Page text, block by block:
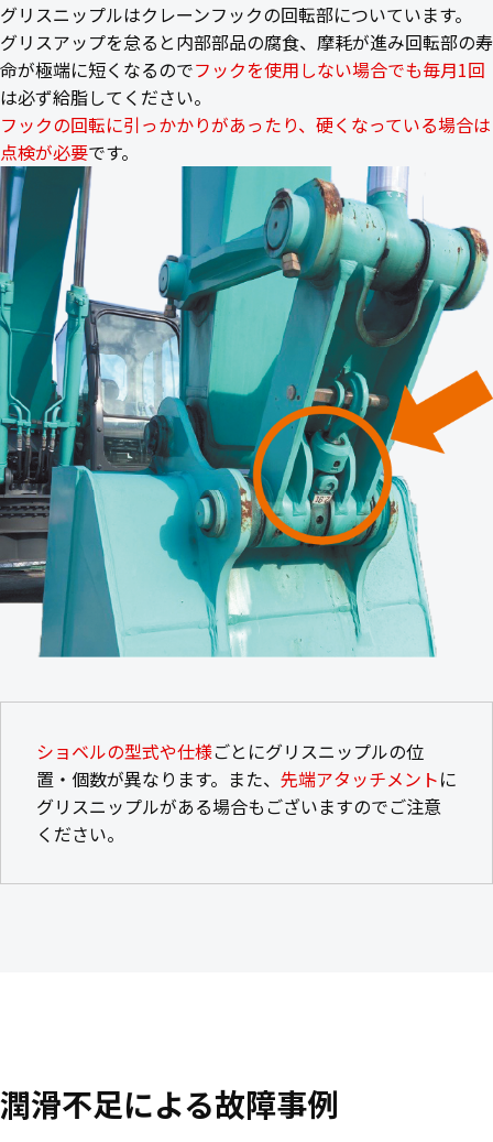
グリスニップルはクレーンフックの回転部についています。
グリスアップを怠ると内部部品の腐食、摩耗が進み回転部の寿
命が極端に短くなるのでフックを使用しない場合でも毎月1回
は必ず給脂してください。
フックの回転に引っかかりがあったり、硬くなっている場合は
点検が必要です。
ショベルの型式や仕様ごとにグリスニップルの位
置・個数が異なります。また、 先端アタッチメントに
グリスニップルがある場合もございますのでご注意
ください。
潤滑不足による故障事例